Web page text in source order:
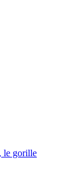
le gorille